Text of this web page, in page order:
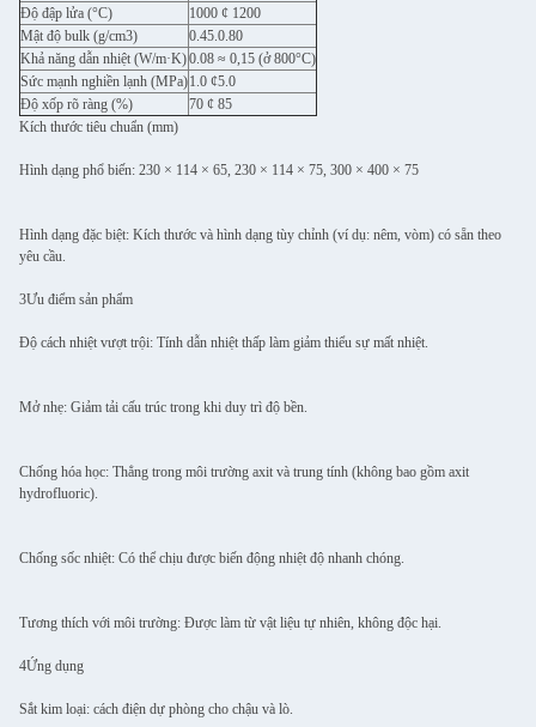
Độ đập lửa (°C)
1000 ¢ 1200
Mật độ bulk (g/cm3)
0.45.0.80
Khả năng dẫn nhiệt (W/m·K)0.08 ≈ 0,15 (ở 800°C)
Sức mạnh nghiền lạnh (MPa)1.0 ¢5.0
Độ xốp rõ ràng (%)
70 ¢ 85
Kích thước tiêu chuẩn (mm)
Hình dạng phổ biến: 230 × 114 × 65, 230 × 114 × 75, 300 × 400 × 75
Hình dạng đặc biệt: Kích thước và hình dạng tùy chỉnh (ví dụ: nêm, vòm) có sẵn theo
yêu cầu.
3Ưu điểm sản phẩm
Độ cách nhiệt vượt trội: Tính dẫn nhiệt thấp làm giảm thiểu sự mất nhiệt.
Mở nhẹ: Giảm tải cấu trúc trong khi duy trì độ bền.
Chống hóa học: Thẳng trong môi trường axit và trung tính (không bao gồm axit
hydrofluoric).
Chống sốc nhiệt: Có thể chịu được biến động nhiệt độ nhanh chóng.
Tương thích với môi trường: Được làm từ vật liệu tự nhiên, không độc hại.
4Ứng dụng
Sắt kim loại: cách điện dự phòng cho chậu và lò.